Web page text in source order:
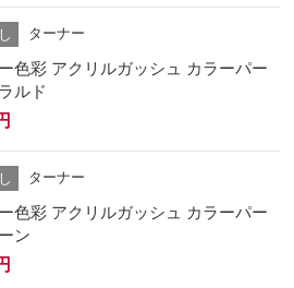
ターナー
色彩 アクリルガッシュ カラーパー
ルド
ターナー
色彩 アクリルガッシュ カラーパー
ン